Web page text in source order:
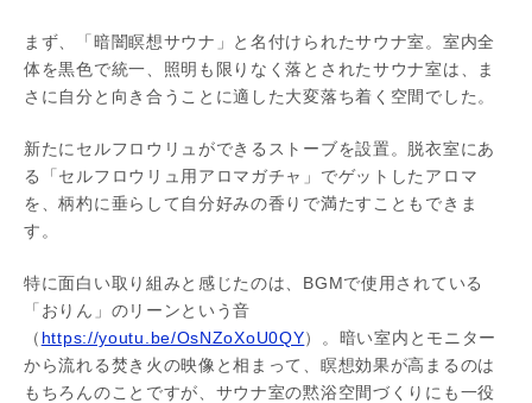
まず、「暗闇瞑想サウナ」と名付けられたサウナ室。室内全
体を黒色で統一、照明も限りなく落とされたサウナ室は、ま
さに自分と向き合うことに適した大変落ち着く空間でした。
新たにセルフロウリュができるストーブを設置。脱衣室にあ
る「セルフロウリュ用アロマガチャ」でゲットしたアロマ
を、柄杓に垂らして自分好みの香りで満たすこともできま
す。
特に面白い取り組みと感じたのは、BGMで使用されている
「おりん」のリーンという音
（ https://youtu.be/OsNZoXoU0QY）。暗い室内とモニター
から流れる焚き火の映像と相まって、瞑想効果が高まるのは
もちろんのことですが、サウナ室の黙浴空間づくりにも一役